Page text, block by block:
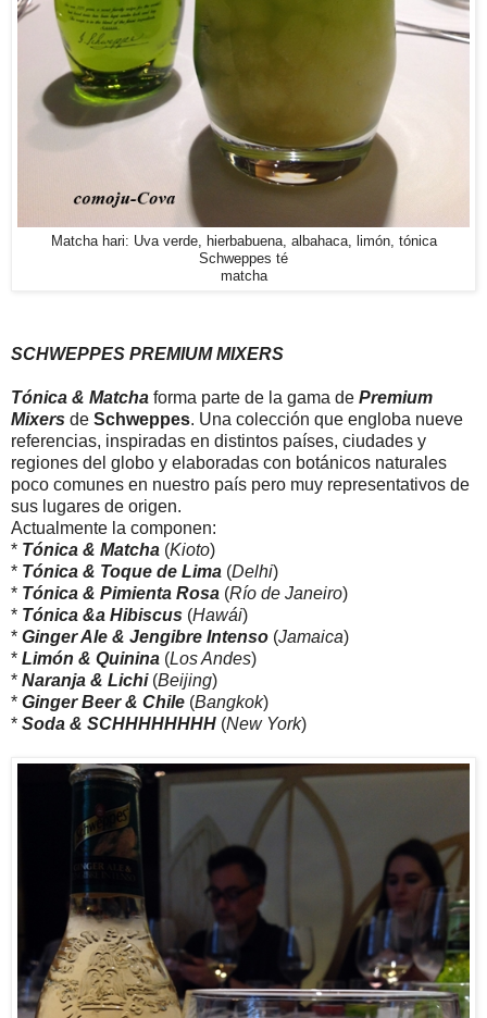
Matcha hari: Uva verde, hierbabuena, albahaca, limón, tónica
Schweppes té
matcha
SCHWEPPES PREMIUM MIXERS
Tónica & Matcha forma parte de la gama de Premium
Mixers de Schweppes. Una colección que engloba nueve
referencias, inspiradas en distintos países, ciudades y
regiones del globo y elaboradas con botánicos naturales
poco comunes en nuestro país pero muy representativos de
sus lugares de origen.
Actualmente la componen:
* Tónica & Matcha (Kioto)
* Tónica & Toque de Lima (Delhi)
* Tónica & Pimienta Rosa (Río de Janeiro)
* Tónica &a Hibiscus (Hawái)
* Ginger Ale & Jengibre Intenso (Jamaica)
* Limón & Quinina (Los Andes)
* Naranja & Lichi(Beijing)
* Ginger Beer & Chile (Bangkok)
* Soda & SCHHHHHHHH (New York)